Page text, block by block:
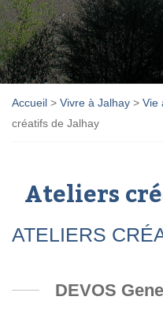
Accueil > Vivre à Jalhay > Vie
créatifs de Jalhay
Ateliers
ATELIERS
DEVOS